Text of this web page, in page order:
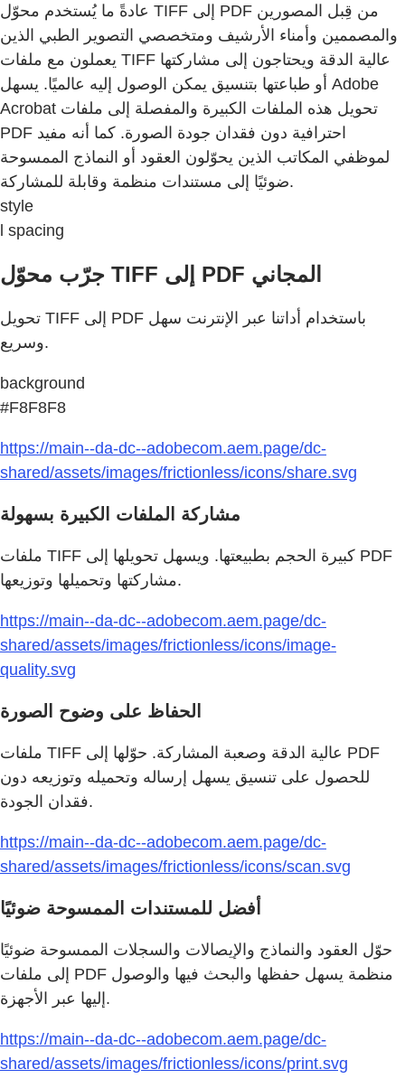
عادةً ما يُستخدم محوّل TIFF إلى PDF من قِبل المصورين
والمصممين وأمناء الأرشيف ومتخصصي التصوير الطبي الذين
يعملون مع ملفات TIFF عالية الدقة ويحتاجون إلى مشاركتها
أو طباعتها بتنسيق يمكن الوصول إليه عالميًا. يسهل Adobe
Acrobat تحويل هذه الملفات الكبيرة والمفصلة إلى ملفات
PDF احترافية دون فقدان جودة الصورة. كما أنه مفيد
لموظفي المكاتب الذين يحوّلون العقود أو النماذج الممسوحة
ضوئيًا إلى مستندات منظمة وقابلة للمشاركة.
style
l spacing
جرّب محوّل TIFF إلى PDF المجاني
تحويل TIFF إلى PDF باستخدام أداتنا عبر الإنترنت سهل
وسريع.
background
#F8F8F8
https://main--da-dc--adobecom.aem.page/dc-
shared/assets/images/frictionless/icons/share.svg
مشاركة الملفات الكبيرة بسهولة
ملفات TIFF كبيرة الحجم بطبيعتها. ويسهل تحويلها إلى PDF
مشاركتها وتحميلها وتوزيعها.
https://main--da-dc--adobecom.aem.page/dc-
shared/assets/images/frictionless/icons/image-
quality.svg
الحفاظ على وضوح الصورة
ملفات TIFF عالية الدقة وصعبة المشاركة. حوّلها إلى PDF
للحصول على تنسيق يسهل إرساله وتحميله وتوزيعه دون
فقدان الجودة.
https://main--da-dc--adobecom.aem.page/dc-
shared/assets/images/frictionless/icons/scan.svg
أفضل للمستندات الممسوحة ضوئيًا
حوّل العقود والنماذج والإيصالات والسجلات الممسوحة ضوئيًا
إلى ملفات PDF منظمة يسهل حفظها والبحث فيها والوصول
إليها عبر الأجهزة.
https://main--da-dc--adobecom.aem.page/dc-
shared/assets/images/frictionless/icons/print.svg